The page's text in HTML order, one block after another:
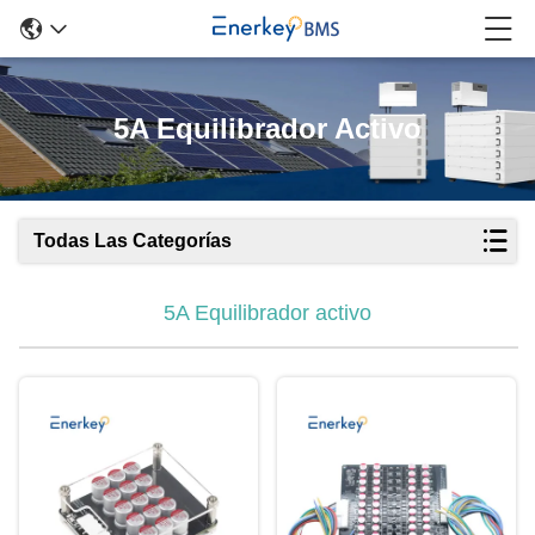
5A Equilibrador Activo
Todas Las Categorías
5A Equilibrador activo